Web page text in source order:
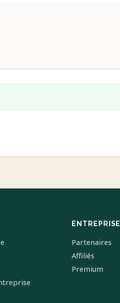
ENTREPRISE
Partenaires
Affiliés
Premium